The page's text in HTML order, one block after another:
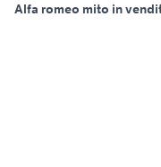
Alfa romeo mito in